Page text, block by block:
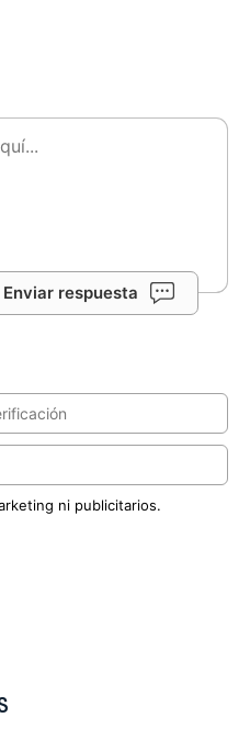
Enviar respuesta
ni publicitarios.